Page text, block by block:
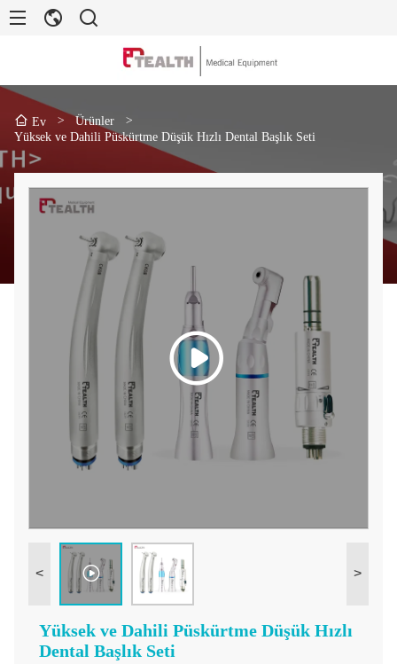
Ev > Ürünler
>
Yüksek ve Dahili Püskürtme Düşük Hızlı Dental Başlık Seti
< >
Yüksek ve Dahili Püskürtme Düşük Hızlı
Dental Başlık Seti